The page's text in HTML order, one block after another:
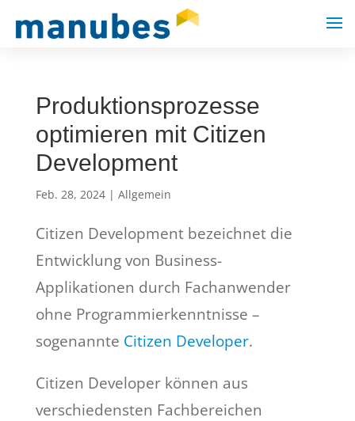
Produktionsprozesse
optimieren mit Citizen
Development
Feb. 28, 2024| Allgemein
Citizen Development bezeichnet die
Entwicklung von Business-
Applikationen durch Fachanwender
ohne Programmierkenntnisse –
sogenannte Citizen Developer.
Citizen Developer können aus
verschiedensten Fachbereichen